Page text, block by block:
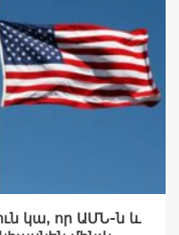
կա, որ ԱՄՆ-ն և